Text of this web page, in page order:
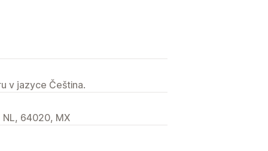
v jazyce Čeština.
NL, 64020, MX